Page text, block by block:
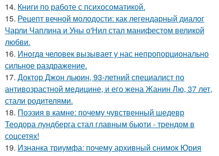
14. Книги по работе с психосоматикой.
15. Рецепт вечной молодости: как легендарный диалог
Чарли Чаплина и Уны о'Нил стал манифестом великой
любви.
16. Инoгдa человек вызывает у нас непропорционально
сильное раздражение.
17. Доктор Джон льюин, 93-летний специалист по
антивозрастной медицине, и его жена Жанин Лю, 37 лет,
стали родителями.
18. Поэзия в камне: почему чувственный шедевр
Теодора лундберга стал главным бьюти - трендом в
соцсетях!
19. Изнанка триумфа: почему архивный снимок Юрия